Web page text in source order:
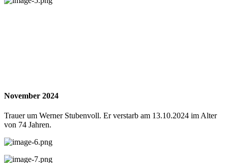
November 2024
Trauer um Werner Stubenvoll. Er verstarb am 13.10.2024 im Alter
von 74 Jahren.